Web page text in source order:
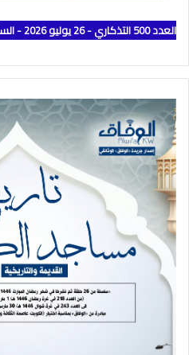
العدد 500 التذكاري - 26 يوليو 2026 - السنة الثالثة